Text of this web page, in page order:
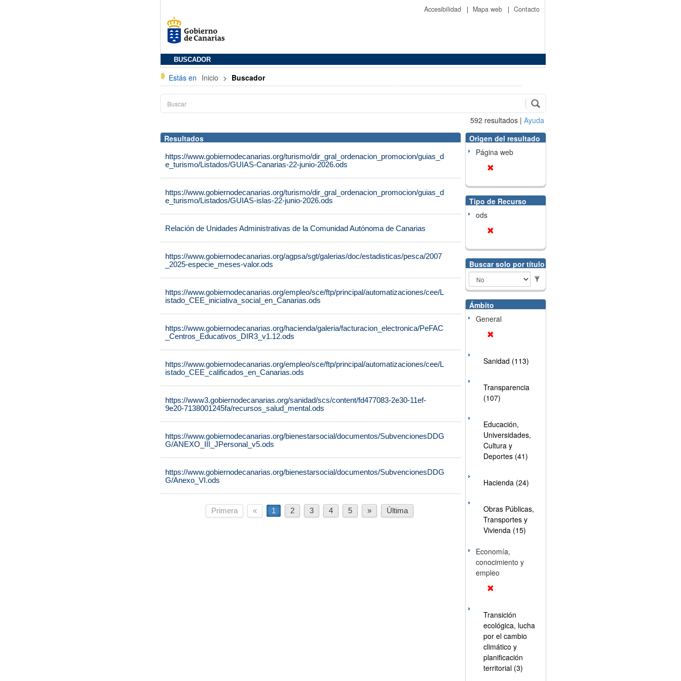
Accesibilidad | Mapa web | Contacto
BUSCADOR
Estás en Inicio > Buscador
592 resultados | Ayuda
Resultados
https://www.gobiernodecanarias.org/turismo/dir_gral_ordenacion_promocion/guias_d
e_turismo/Listados/GUIAS-Canarias-22-junio-2026.ods
https://www.gobiernodecanarias.org/turismo/dir_gral_ordenacion_promocion/guias_d
e_turismo/Listados/GUIAS-islas-22-junio-2026.ods
Relación de Unidades Administrativas de la Comunidad Autónoma de Canarias
https://www.gobiernodecanarias.org/agpsa/sgt/galerias/doc/estadisticas/pesca/2007
_2025-especie_meses-valor.ods
https://www.gobiernodecanarias.org/empleo/sce/ftp/principal/automatizaciones/cee/L
istado_CEE_iniciativa_social_en_Canarias.ods
https://www.gobiernodecanarias.org/hacienda/galeria/facturacion_electronica/PeFAC
_Centros_Educativos_DIR3_v1.12.ods
https://www.gobiernodecanarias.org/empleo/sce/ftp/principal/automatizaciones/cee/L
istado_CEE_calificados_en_Canarias.ods
https://www3.gobiernodecanarias.org/sanidad/scs/content/fd477083-2e30-11ef-
9e20-7138001245fa/recursos_salud_mental.ods
https://www.gobiernodecanarias.org/bienestarsocial/documentos/SubvencionesDDG
G/ANEXO_III_JPersonal_v5.ods
https://www.gobiernodecanarias.org/bienestarsocial/documentos/SubvencionesDDG
G/Anexo_VI.ods
Primera « 1 2 3 4 5 » Última
Origen del resultado
Página web
Tipo de Recurso
ods
Buscar solo por título
Ámbito
General
Sanidad (113)
Transparencia
(107)
Educación,
Universidades,
Cultura y
Deportes (41)
Hacienda (24)
Obras Públicas,
Transportes y
Vivienda (15)
Economía,
conocimiento y
empleo
Transición
ecológica, lucha
por el cambio
climático y
planificación
territorial (3)